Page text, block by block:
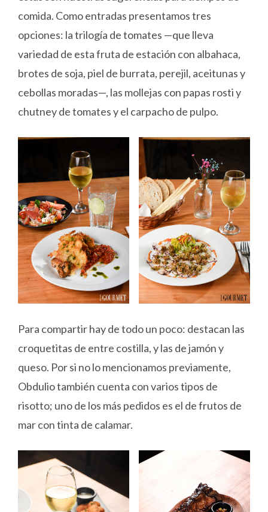
comida. Como entradas presentamos tres
opciones: la trilogía de tomates —que lleva
variedad de esta fruta de estación con albahaca,
brotes de soja, piel de burrata, perejil, aceitunas y
cebollas moradas—, las mollejas con papas rosti y
chutney de tomates y el carpacho de pulpo.
Para compartir hay de todo un poco: destacan las
croquetitas de entre costilla, y las de jamón y
queso. Por si no lo mencionamos previamente,
Obdulio también cuenta con varios tipos de
risotto; uno de los más pedidos es el de frutos de
mar con tinta de calamar.